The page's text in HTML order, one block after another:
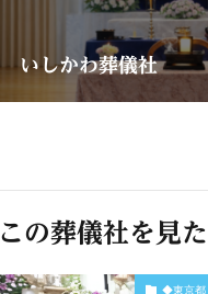
いしかわ葬儀社
この葬儀社を見
◆東京都